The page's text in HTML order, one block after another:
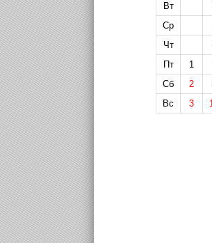
Вт
Ср
Чт
Пт
1
Сб
2
Вс
3